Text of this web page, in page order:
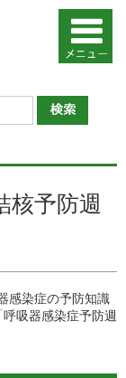
核予防週
感染症の予防知識
吸器感染症予防週